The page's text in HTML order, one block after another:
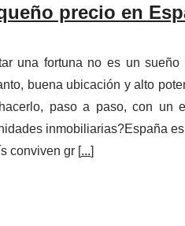
precio en
una fortuna no es un
buena ubicación y alto
paso a paso, con un
inmobiliarias?España
conviven gr [...]